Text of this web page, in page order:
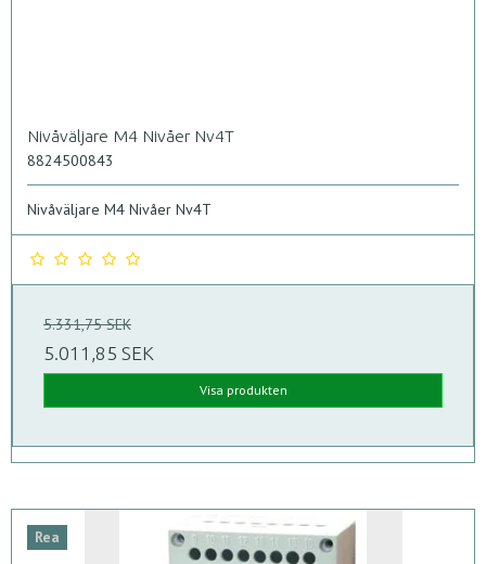
Nivåväljare M4 Nivåer Nv4T
8824500843
Nivåväljare M4 Nivåer Nv4T
5.331,75 SEK
5.011,85 SEK
Visa produkten
Rea